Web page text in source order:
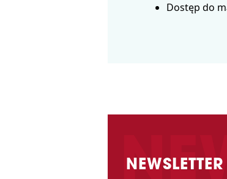
Dostęp do
NEWSLETTER